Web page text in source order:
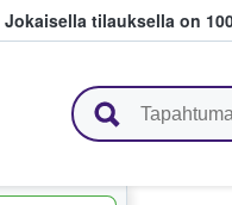
Jokaisella tilauksella on